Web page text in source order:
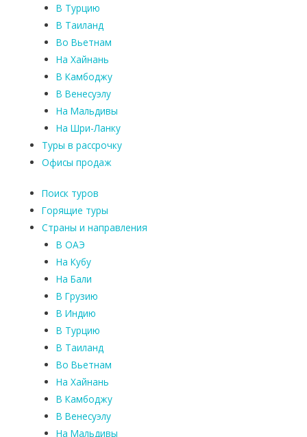
В Турцию
В Таиланд
Во Вьетнам
На Хайнань
В Камбоджу
В Венесуэлу
На Мальдивы
На Шри-Ланку
Туры в рассрочку
Офисы продаж
Поиск туров
Горящие туры
Страны и направления
В ОАЭ
На Кубу
На Бали
В Грузию
В Индию
В Турцию
В Таиланд
Во Вьетнам
На Хайнань
В Камбоджу
В Венесуэлу
На Мальдивы